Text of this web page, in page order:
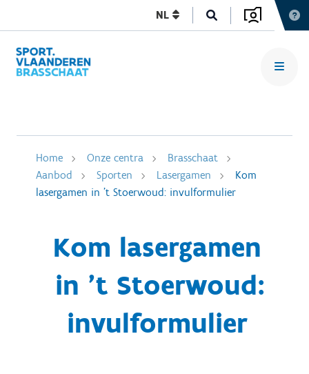
NL
Home Onze centra
Brasschaat
Aanbod
Sporten Lasergamen
Kom
lasergamen in 't Stoerwoud: invulformulier
Kom lasergamen
in 't Stoerwoud:
invulformulier